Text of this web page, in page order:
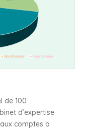
de 100
d’expertise
comptes a